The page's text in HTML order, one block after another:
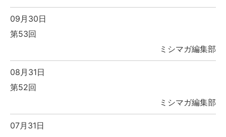
09月30日
第53回
ミシマガ編集部
08月31日
第52回
ミシマガ編集部
07月31日